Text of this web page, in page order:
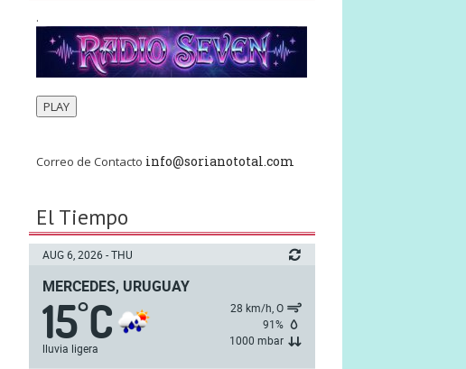
.
PLAY
Correo de Contacto info@sorianototal.com
El Tiempo
AUG 6, 2026 - THU
MERCEDES, URUGUAY
15°C
lluvia ligera
28 km/h, O
91%
1000 mbar